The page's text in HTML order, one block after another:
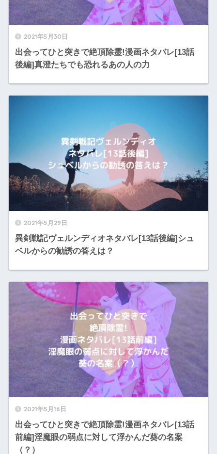
2021年5月30日
出会ってひと突きで絶頂除霊!漫画ネタバレ[13話
後編]真澄たちでも恐れるあの人の力
2021年5月29日
異剣戦記ヴェルンディオネタバレ[13話後編]シュ
ベルからの勧誘の答えは？
2021年5月16日
出会ってひと突きで絶頂除霊!漫画ネタバレ[13話
前編]淫魔眼の弱点に対して浮かんだ葵の名案
（？）